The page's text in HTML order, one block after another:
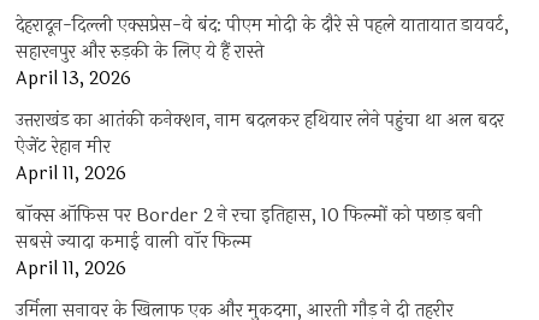
देहरादून-दिल्ली एक्सप्रेस-वे बंद: पीएम मोदी के दौरे से पहले यातायात डायवर्ट,
सहारनपुर और रुड़की के लिए ये हैं रास्ते
April 13, 2026
उत्तराखंड का आतंकी कनेक्शन, नाम बदलकर हथियार लेने पहुंचा था अल बदर
ऐजेंट रेहान मीर
April 11, 2026
बॉक्स ऑफिस पर Border 2 ने रचा इतिहास, 10 फिल्मों को पछाड़ बनी
सबसे ज्यादा कमाई वाली वॉर फिल्म
April 11, 2026
उर्मिला सनावर के खिलाफ एक और मुकदमा, आरती गौड़ ने दी तहरीर